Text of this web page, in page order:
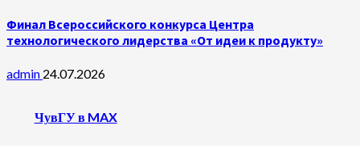
Финал Всероссийского конкурса Центра
технологического лидерства «От идеи к продукту»
admin 24.07.2026
ЧувГУ в MAX